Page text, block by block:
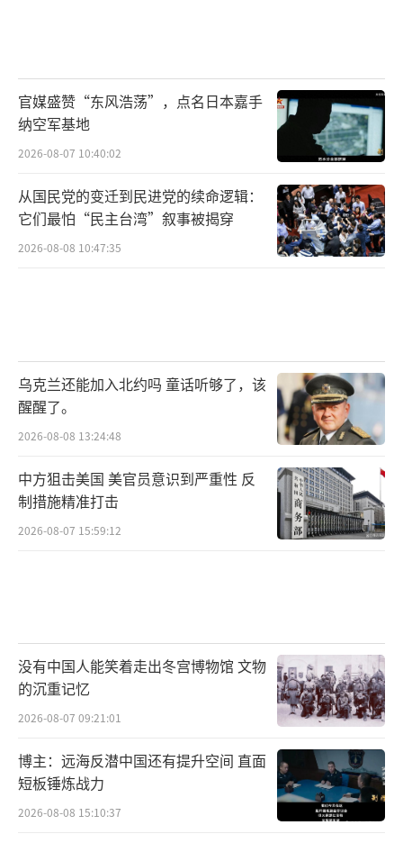
官媒盛赞“东风浩荡”，点名日本嘉手
纳空军基地
2026-08-07 10:40:02
从国民党的变迁到民进党的续命逻辑：
它们最怕“民主台湾”叙事被揭穿
2026-08-08 10:47:35
乌克兰还能加入北约吗 童话听够了，该
醒醒了。
2026-08-08 13:24:48
中方狙击美国 美官员意识到严重性 反
制措施精准打击
2026-08-07 15:59:12
没有中国人能笑着走出冬宫博物馆 文物
的沉重记忆
2026-08-07 09:21:01
博主：远海反潜中国还有提升空间 直面
短板锤炼战力
2026-08-08 15:10:37